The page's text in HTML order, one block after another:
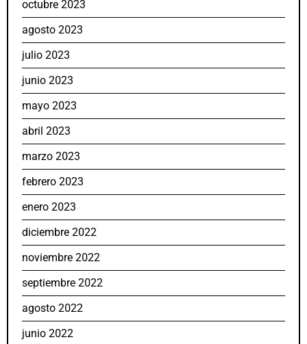
octubre 2023
agosto 2023
julio 2023
junio 2023
mayo 2023
abril 2023
marzo 2023
febrero 2023
enero 2023
diciembre 2022
noviembre 2022
septiembre 2022
agosto 2022
junio 2022